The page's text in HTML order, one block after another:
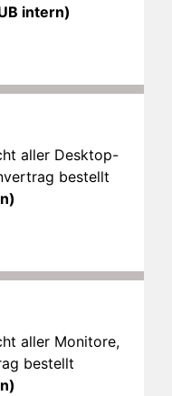
intern)
aller Desktop-
bestellt
aller Monitore,
bestellt